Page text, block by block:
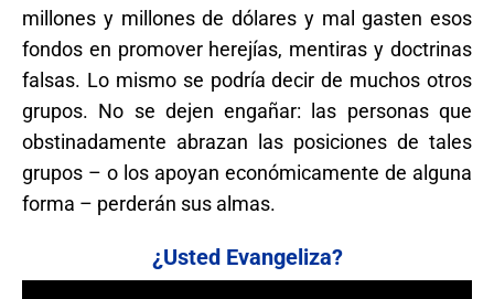
millones y millones de dólares y mal gasten esos
fondos en promover herejías, mentiras y doctrinas
falsas. Lo mismo se podría decir de muchos otros
grupos. No se dejen engañar: las personas que
obstinadamente abrazan las posiciones de tales
grupos – o los apoyan económicamente de alguna
forma – perderán sus almas.
¿Usted Evangeliza?